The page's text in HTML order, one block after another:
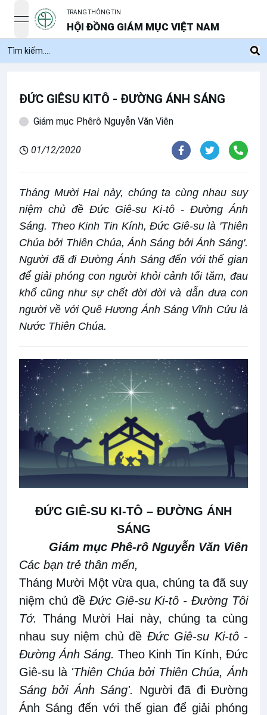
open navigation menu
TRANG THÔNG TIN
HỘI ĐỒNG GIÁM MỤC VIỆT NAM
ĐỨC GIÊSU KITÔ - ĐƯỜNG ÁNH SÁNG
Giám mục Phêrô Nguyễn Văn Viên
01/12/2020
Tháng Mười Hai này, chúng ta cùng nhau suy
niệm chủ đề Đức Giê-su Ki-tô - Đường Ánh
Sáng. Theo Kinh Tin Kính, Đức Giê-su là 'Thiên
Chúa bởi Thiên Chúa, Ánh Sáng bởi Ánh Sáng'.
Người đã đi Đường Ánh Sáng đến với thế gian
để giải phóng con người khỏi cảnh tối tăm, đau
khổ cũng như sự chết đời đời và dẫn đưa con
người về với Quê Hương Ánh Sáng Vĩnh Cửu là
Nước Thiên Chúa.
ĐỨC GIÊ-SU KI-TÔ – ĐƯỜNG ÁNH
SÁNG
Giám mục Phê-rô Nguyễn Văn Viên
Các bạn trẻ thân mến,
Tháng Mười Một vừa qua, chúng ta đã suy
niệm chủ đề Đức Giê-su Ki-tô - Đường Tôi
Tớ. Tháng Mười Hai này, chúng ta cùng
nhau suy niệm chủ đề Đức Giê-su Ki-tô -
Đường Ánh Sáng. Theo Kinh Tin Kính, Đức
Giê-su là 'Thiên Chúa bởi Thiên Chúa, Ánh
Sáng bởi Ánh Sáng'.
Người đã đi Đường
Ánh Sáng đến với thế gian để giải phóng